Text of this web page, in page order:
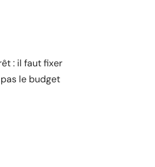
: il faut fixer
le budget